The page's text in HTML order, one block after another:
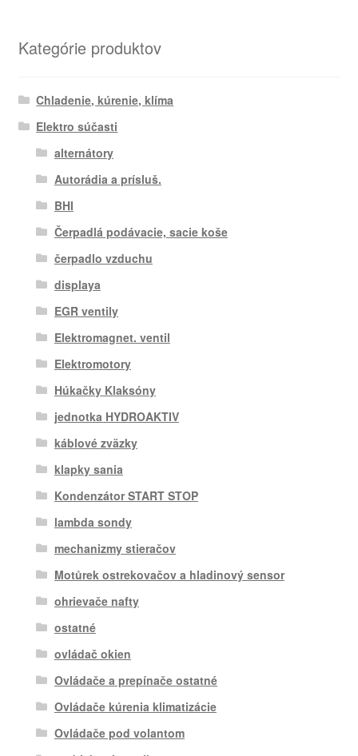
Kategórie produktov
Chladenie, kúrenie, klíma
Elektro súčasti
alternátory
Autorádia a prísluš.
BHI
Čerpadlá podávacie, sacie koše
čerpadlo vzduchu
displaya
EGR ventily
Elektromagnet. ventil
Elektromotory
Húkačky Klaksóny
jednotka HYDROAKTIV
káblové zväzky
klapky sania
Kondenzátor START STOP
lambda sondy
mechanizmy stieračov
Motůrek ostrekovačov a hladinový sensor
ohrievače nafty
ostatné
ovládač okien
Ovládače a prepínače ostatné
Ovládače kúrenia klimatizácie
Ovládače pod volantom